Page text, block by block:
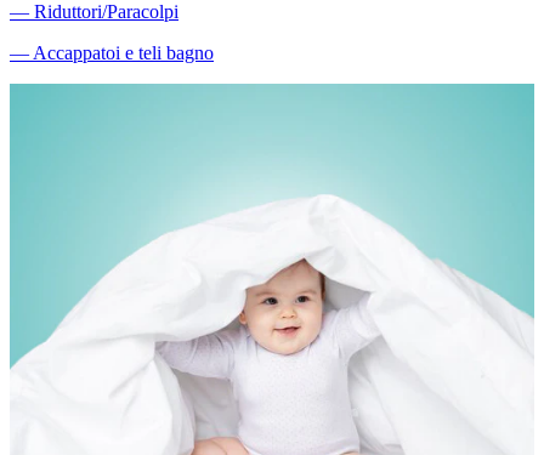
― Riduttori/Paracolpi
―Accappatoi e teli bagno